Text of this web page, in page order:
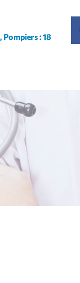
Pompiers : 18